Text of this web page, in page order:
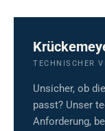
TECHNISCHER
Unsicher, ob
passt? Unser
Anforderung,